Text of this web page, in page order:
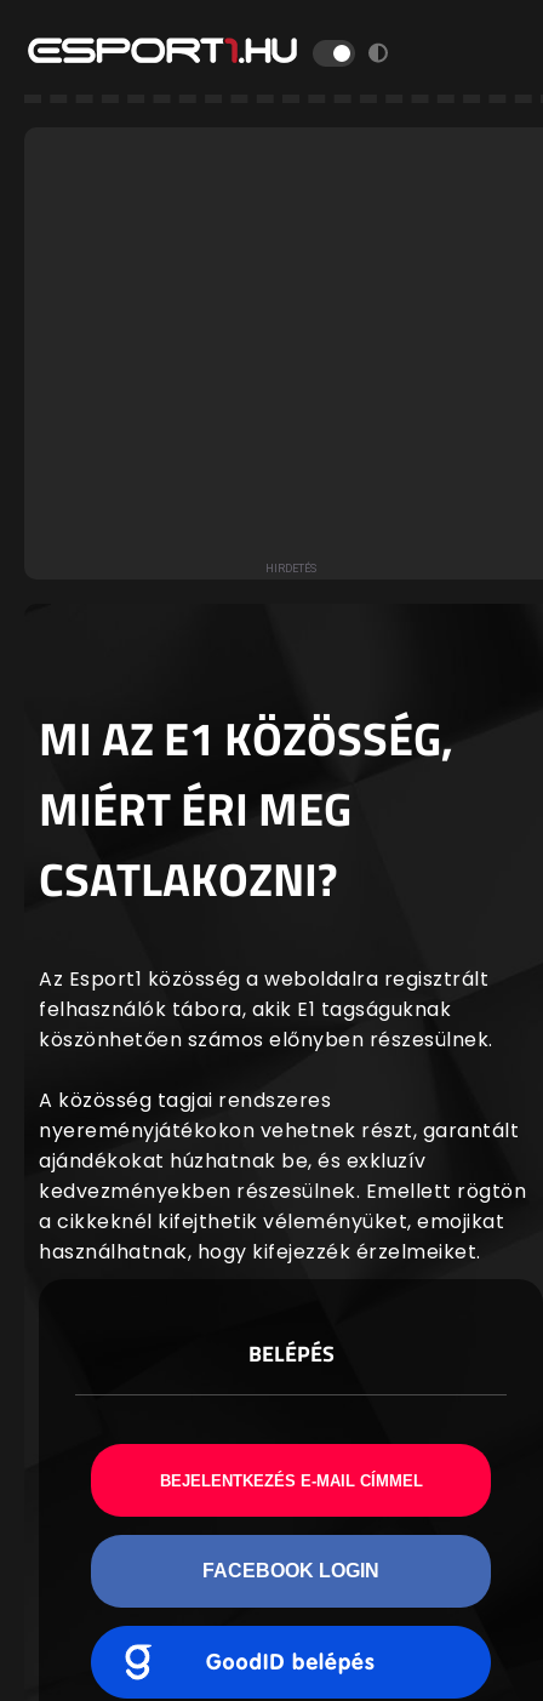
MI AZ E1 KÖZÖSSÉG,
MIÉRT ÉRI MEG
CSATLAKOZNI?
Az Esport1 közösség a weboldalra regisztrált
felhasználók tábora, akik E1 tagságuknak
köszönhetően számos előnyben részesülnek.
A közösség tagjai rendszeres
nyereményjátékokon vehetnek részt, garantált
ajándékokat húzhatnak be, és exkluzív
kedvezményekben részesülnek. Emellett rögtön
a cikkeknél kifejthetik véleményüket, emojikat
használhatnak, hogy kifejezzék érzelmeiket.
BELÉPÉS
BEJELENTKEZÉS E-MAIL CÍMMEL
FACEBOOK LOGIN